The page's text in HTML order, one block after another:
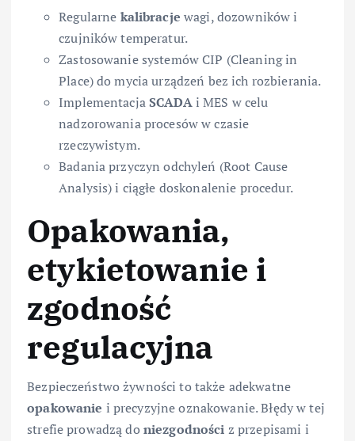
Regularne kalibracje wagi, dozowników i
czujników temperatur.
Zastosowanie systemów CIP (Cleaning in
Place) do mycia urządzeń bez ich rozbierania.
ImplementacjaSCADAi MES w celu
nadzorowania procesów w czasie
rzeczywistym.
Badania przyczyn odchyleń (Root Cause
Analysis) i ciągłe doskonalenie procedur.
Opakowania,
etykietowanie i
zgodność
regulacyjna
Bezpieczeństwo żywności to także adekwatne
opakowanie i precyzyjne oznakowanie. Błędy w tej
strefie prowadzą doniezgodności z przepisami i